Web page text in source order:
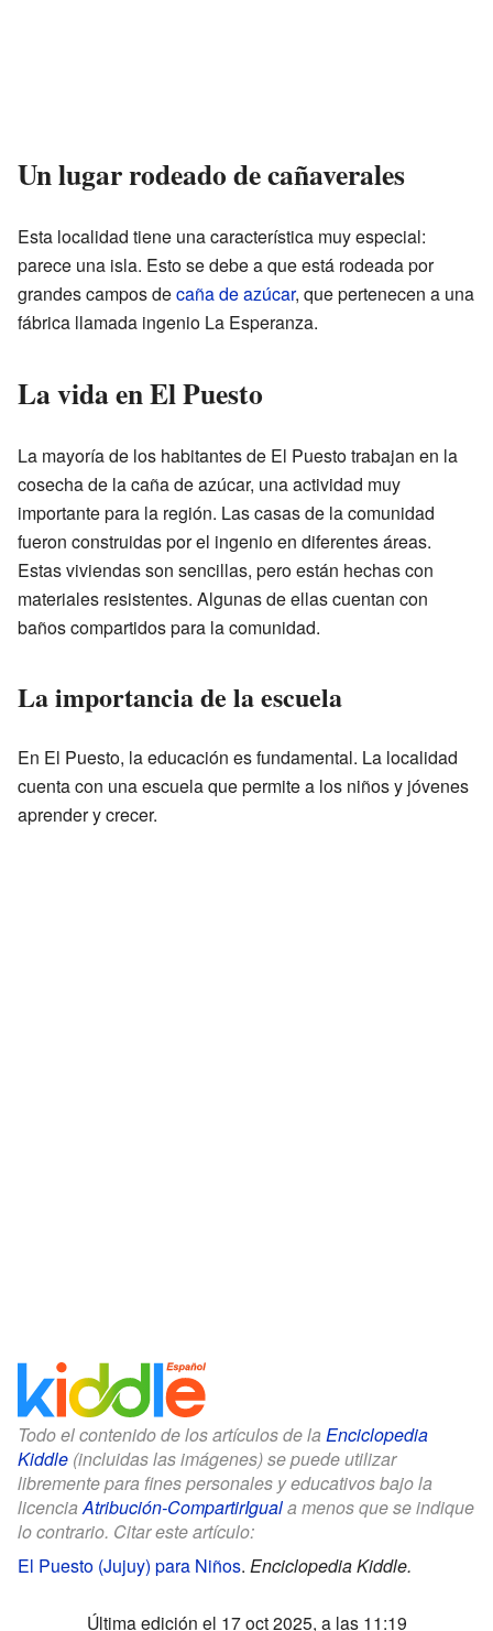
Un lugar rodeado de cañaverales
Esta localidad tiene una característica muy especial:
parece una isla. Esto se debe a que está rodeada por
grandes campos decaña de azúcar, que pertenecen a una
fábrica llamada ingenio La Esperanza.
La vida en El Puesto
La mayoría de los habitantes de El Puesto trabajan en la
cosecha de la caña de azúcar, una actividad muy
importante para la región. Las casas de la comunidad
fueron construidas por el ingenio en diferentes áreas.
Estas viviendas son sencillas, pero están hechas con
materiales resistentes. Algunas de ellas cuentan con
baños compartidos para la comunidad.
La importancia de la escuela
En El Puesto, la educación es fundamental. La localidad
cuenta con una escuela que permite a los niños y jóvenes
aprender y crecer.
Todo el contenido de los artículos de la Enciclopedia
Kiddle (incluidas las imágenes) se puede utilizar
libremente para fines personales y educativos bajo la
licenciaAtribución-CompartirIguala menos que se indique
lo contrario. Citar este artículo:
El Puesto (Jujuy) para Niños. Enciclopedia Kiddle.
Última edición el 17 oct 2025, a las 11:19